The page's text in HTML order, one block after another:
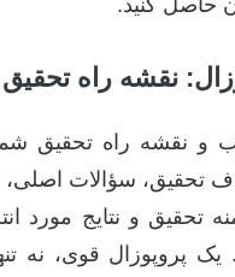
حاصل کنید.
و نقشه راه تحقیق
تحقیق، سؤالات اصلی،
تحقیق و نتایج مورد
یک پروپوزال قوی، نه